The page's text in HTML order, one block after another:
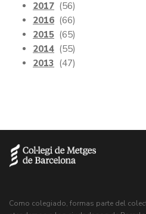
2017 (56)
2016 (66)
2015 (65)
2014 (55)
2013 (47)
Como colegiado, formas parte del